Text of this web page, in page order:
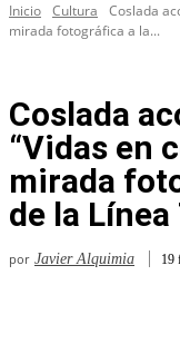
Inicio Cultura
Coslada
mirada fotográfica a la...
Coslada
“Vidas en
mirada
de la Línea
por Javier Alquimia 19